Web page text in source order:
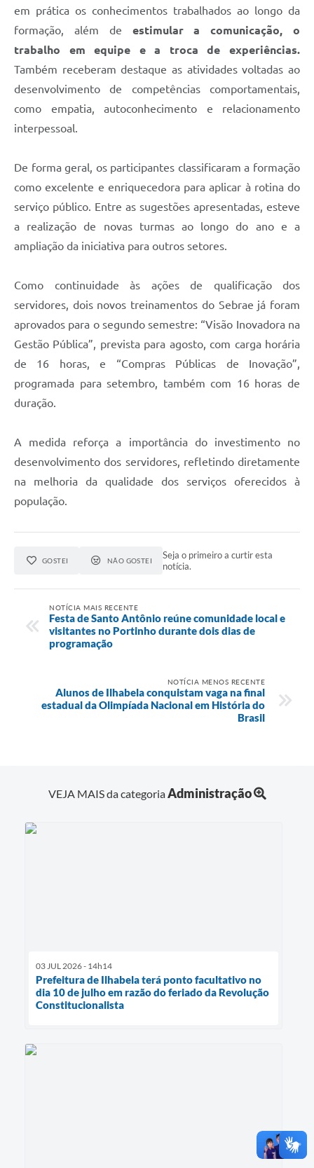
em prática os conhecimentos trabalhados ao longo da
formação, além de estimular a comunicação, o
trabalho em equipe e a troca de experiências.
Também receberam destaque as atividades voltadas ao
desenvolvimento de competências comportamentais,
como empatia, autoconhecimento e relacionamento
interpessoal.
De forma geral, os participantes classificaram a formação
como excelente e enriquecedora para aplicar à rotina do
serviço público. Entre as sugestões apresentadas, esteve
a realização de novas turmas ao longo do ano e a
ampliação da iniciativa para outros setores.
Como continuidade às ações de qualificação dos
servidores, dois novos treinamentos do Sebrae já foram
aprovados para o segundo semestre: “Visão Inovadora na
Gestão Pública”, prevista para agosto, com carga horária
de 16 horas, e “Compras Públicas de Inovação”,
programada para setembro, também com 16 horas de
duração.
A medida reforça a importância do investimento no
desenvolvimento dos servidores, refletindo diretamente
na melhoria da qualidade dos serviços oferecidos à
população.
GOSTEI NÃO GOSTEI
Seja o primeiro a curtir esta
notícia.
NOTÍCIA MAIS RECENTE
Festa de Santo Antônio reúne comunidade local e
visitantes no Portinho durante dois dias de
programação
NOTÍCIA MENOS RECENTE
Alunos de Ilhabela conquistam vaga na final
estadual da Olimpíada Nacional em História do
Brasil
VEJA MAIS da categoriaAdministração
03 JUL 2026 - 14h14
Prefeitura de Ilhabela terá ponto facultativo no
dia 10 de julho em razão do feriado da Revolução
Constitucionalista